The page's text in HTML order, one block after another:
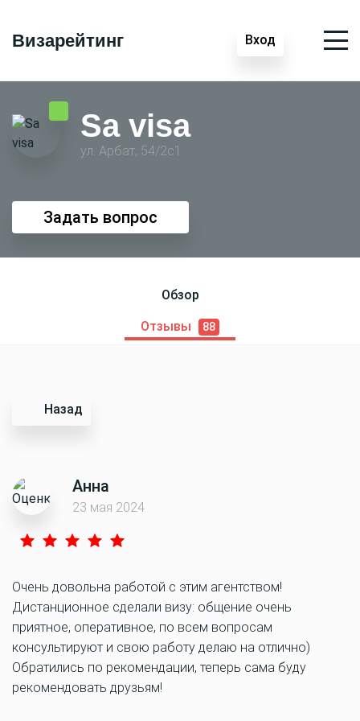
Визарейтинг Вход
Sa visa
ул. Арбат, 54/2с1
Задать вопрос
Обзор
Отзывы 88
Назад
Анна
23 мая 2024
Очень довольна работой с этим агентством!
Дистанционное сделали визу: общение очень
приятное, оперативное, по всем вопросам
консультируют и свою работу делаю на отлично)
Обратились по рекомендации, теперь сама буду
рекомендовать друзьям!